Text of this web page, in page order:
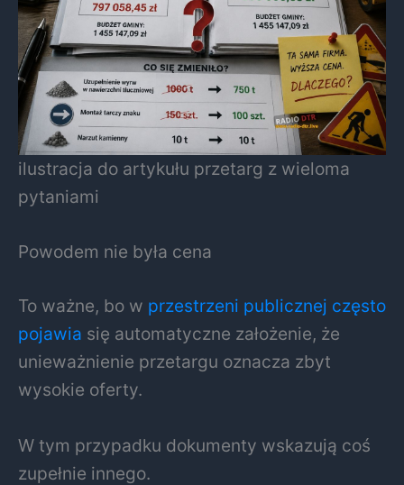
ilustracja do artykułu przetarg z wieloma
pytaniami
Powodem nie była cena
To ważne, bo w przestrzeni publicznej często
pojawia się automatyczne założenie, że
unieważnienie przetargu oznacza zbyt
wysokie oferty.
W tym przypadku dokumenty wskazują coś
zupełnie innego.